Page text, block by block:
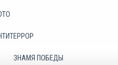
ЗНАМЯ ПОБЕДЫ